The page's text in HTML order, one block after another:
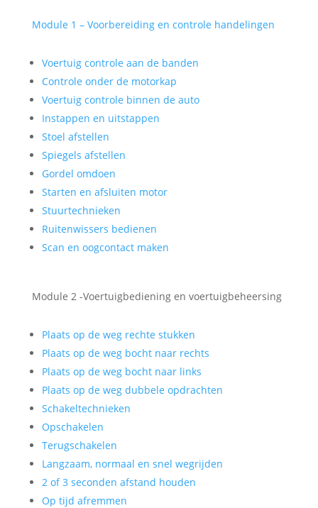
Module 1 – Voorbereiding en controle handelingen
Voertuig controle aan de banden
Controle onder de motorkap
Voertuig controle binnen de auto
Instappen en uitstappen
Stoel afstellen
Spiegels afstellen
Gordel omdoen
Starten en afsluiten motor
Stuurtechnieken
Ruitenwissers bedienen
Scan en oogcontact maken
Module 2 -Voertuigbediening en voertuigbeheersing
Plaats op de weg rechte stukken
Plaats op de weg bocht naar rechts
Plaats op de weg bocht naar links
Plaats op de weg dubbele opdrachten
Schakeltechnieken
Opschakelen
Terugschakelen
Langzaam, normaal en snel wegrijden
2 of 3 seconden afstand houden
Op tijd afremmen